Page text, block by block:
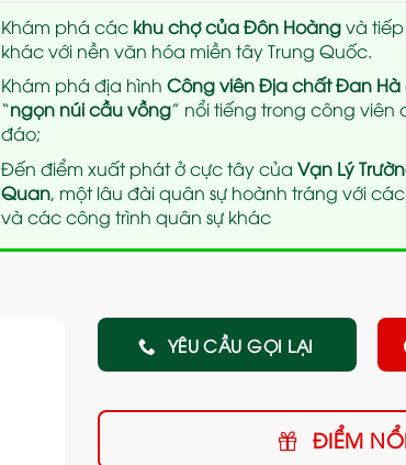
Khám phá các khu chợ của Đôn Hoàngvà tiếp
khác với nền văn hóa miền tây Trung Quốc.
Khám phá địa hình Công viên Địa chất Đan Hà
“ngọn núi cầu vồng” nổi tiếng trong công
đáo;
Đến điểm xuất phát ở cực tây của Vạn Lý
Quan, một lâu đài quân sự hoành tráng với
và các công trình quân sự khác
YÊU CẦU GỌI LẠI
ĐIỂM